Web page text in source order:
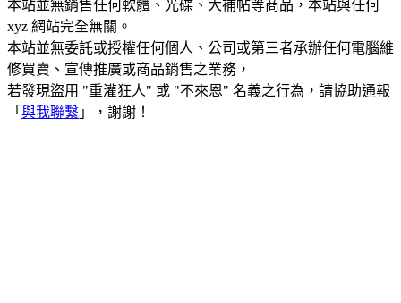
本站並無銷售任何軟體、光碟、大補帖等商品，本站與任何
xyz 網站完全無關。
本站並無委託或授權任何個人、公司或第三者承辦任何電腦維
修買賣、宣傳推廣或商品銷售之業務，
若發現盜用 "重灌狂人" 或 "不來恩" 名義之行為，請協助通報
「 與我聯繫 」，謝謝！